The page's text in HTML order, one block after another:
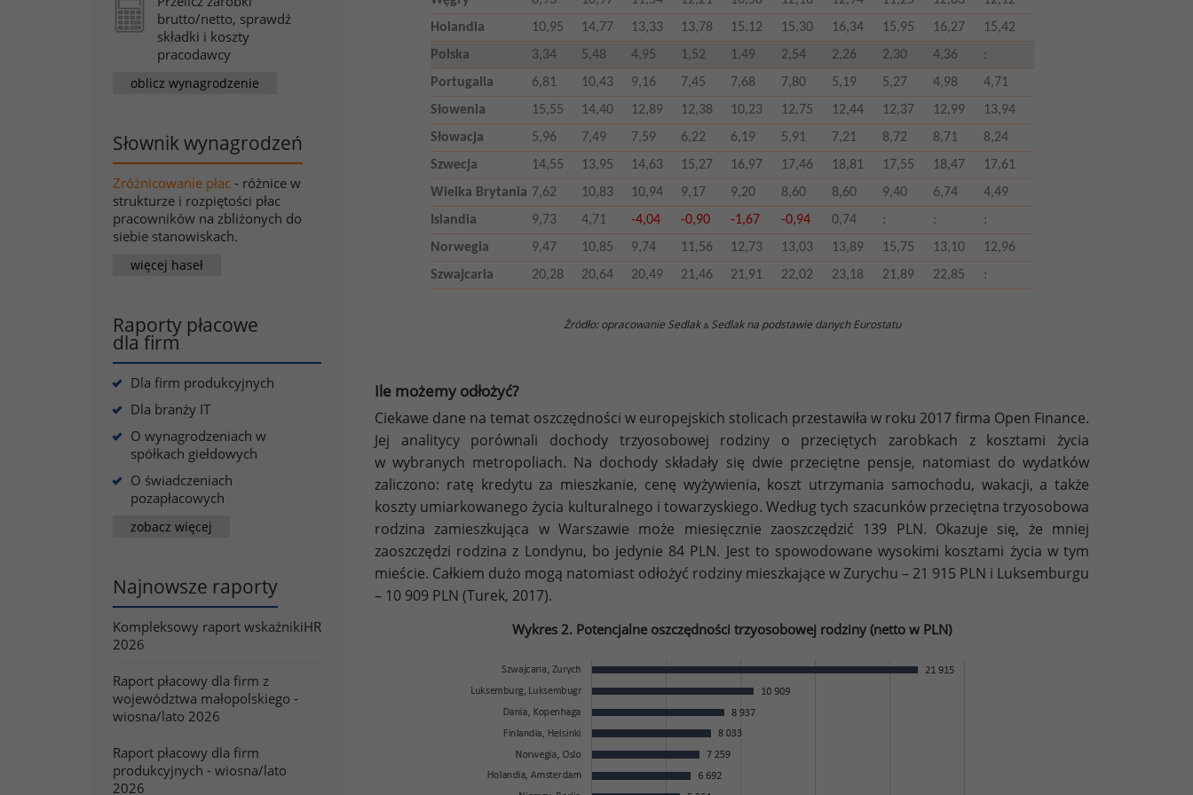
brutto/netto, sprawdź
składki i koszty
pracodawcy
oblicz wynagrodzenie
Słownik wynagrodzeń
Zróżnicowanie płac - różnice w
strukturze i rozpiętości płac
pracowników na zbliżonych do
siebie stanowiskach.
więcej haseł
Raporty płacowe
dla firm
Dla firm produkcyjnych
Dla branży IT
O wynagrodzeniach w
spółkach giełdowych
O świadczeniach
pozapłacowych
zobacz więcej
Najnowsze raporty
Kompleksowy raport wskaźnikiHR
2026
Raport płacowy dla firm z
województwa małopolskiego -
wiosna/lato 2026
Raport płacowy dla firm
produkcyjnych - wiosna/lato
2026
Holandia
10,95 14,77 13,33 13,78 15,12 15,30 16,34 15,95 16,27
15,42
Polska
3,34 5,48 4,95 1,52 1,49 2,54 2,26 2,30 4,36
:
Portugalia
6,81 10,43 9,16 7,45 7,68 7,80 5,19 5,27 4,98
4,71
Słowenia
15,55 14,40 12,89 12,38 10,23 12,75 12,44 12,37 12,99
13,94
Słowacja
5,96 7,49 7,59 6,22 6,19 5,91 7,21 8,72 8,71
8,24
Szwecja
14,55 13,95 14,63 15,27 16,97 17,46 18,81 17,55 18,47
17,61
Wielka Brytania 7,62 10,83 10,94 9,17 9,20 8,60 8,60 9,40 6,74
4,49
Islandia
9,73 4,71 -4,04 -0,90 -1,67 -0,94 0,74 : :
:
Norwegia
9,47 10,85 9,74 11,56 12,73 13,03 13,89 15,75 13,10
12,96
Szwajcaria
20,28 20,64 20,49 21,46 21,91 22,02 23,18 21,89 22,85 :
Źródło: opracowanie Sedlak &Sedlak na podstawie danych Eurostatu
Ile możemy odłożyć?
Ciekawe dane na temat oszczędności w europejskich stolicach przestawiła w roku 2017 firma Open Finance.
Jej analitycy porównali dochody trzyosobowej rodziny o przeciętych zarobkach z kosztami życia
w wybranych metropoliach. Na dochody składały się dwie przeciętne pensje, natomiast do wydatków
zaliczono: ratę kredytu za mieszkanie, cenę wyżywienia, koszt utrzymania samochodu, wakacji, a także
koszty umiarkowanego życia kulturalnego i towarzyskiego. Według tych szacunków przeciętna trzyosobowa
rodzina zamieszkująca w Warszawie może miesięcznie zaoszczędzić 139 PLN. Okazuje się, że mniej
zaoszczędzi rodzina z Londynu, bo jedynie 84 PLN. Jest to spowodowane wysokimi kosztami życia w tym
mieście. Całkiem dużo mogą natomiast odłożyć rodziny mieszkające w Zurychu – 21 915 PLN i Luksemburgu
– 10 909 PLN (Turek, 2017).
Wykres 2. Potencjalne oszczędności trzyosobowej rodziny (netto w PLN)